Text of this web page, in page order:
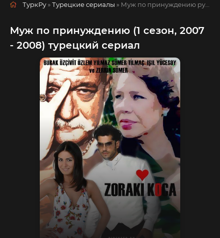
ТуркРу »Турецкие сериалы » Муж по принуждению русская озвучка смотреть полностью онлайн!
Муж по принуждению (1 сезон, 2007
- 2008) турецкий сериал